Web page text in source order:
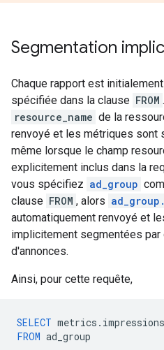
Segmentation
Chaque rapport est
spécifiée dans la clause FROM
resource_name de la
renvoyé et les métriques sont
même lorsque le champ
explicitement inclus dans la
vous spécifiez ad_group
clause FROM , alors
automatiquement renvoyé et
implicitement segmentées par
d'annonces.
Ainsi, pour cette requête,
SELECT metrics . impressions
FROM ad_group